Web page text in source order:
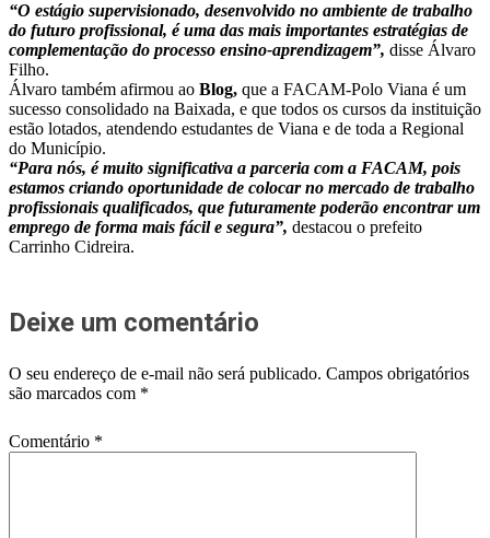
“O estágio supervisionado, desenvolvido no ambiente de trabalho
do futuro profissional, é uma das mais importantes estratégias de
complementação do processo ensino-aprendizagem”, disse Álvaro
Filho.
Álvaro também afirmou ao Blog, que a FACAM-Polo Viana é um
sucesso consolidado na Baixada, e que todos os cursos da instituição
estão lotados, atendendo estudantes de Viana e de toda a Regional
do Município.
“Para nós, é muito significativa a parceria com a FACAM, pois
estamos criando oportunidade de colocar no mercado de trabalho
profissionais qualificados, que futuramente poderão encontrar um
emprego de forma mais fácil e segura”, destacou o prefeito
Carrinho Cidreira.
Deixe um comentário
O seu endereço de e-mail não será publicado. Campos obrigatórios
são marcados com *
Comentário *